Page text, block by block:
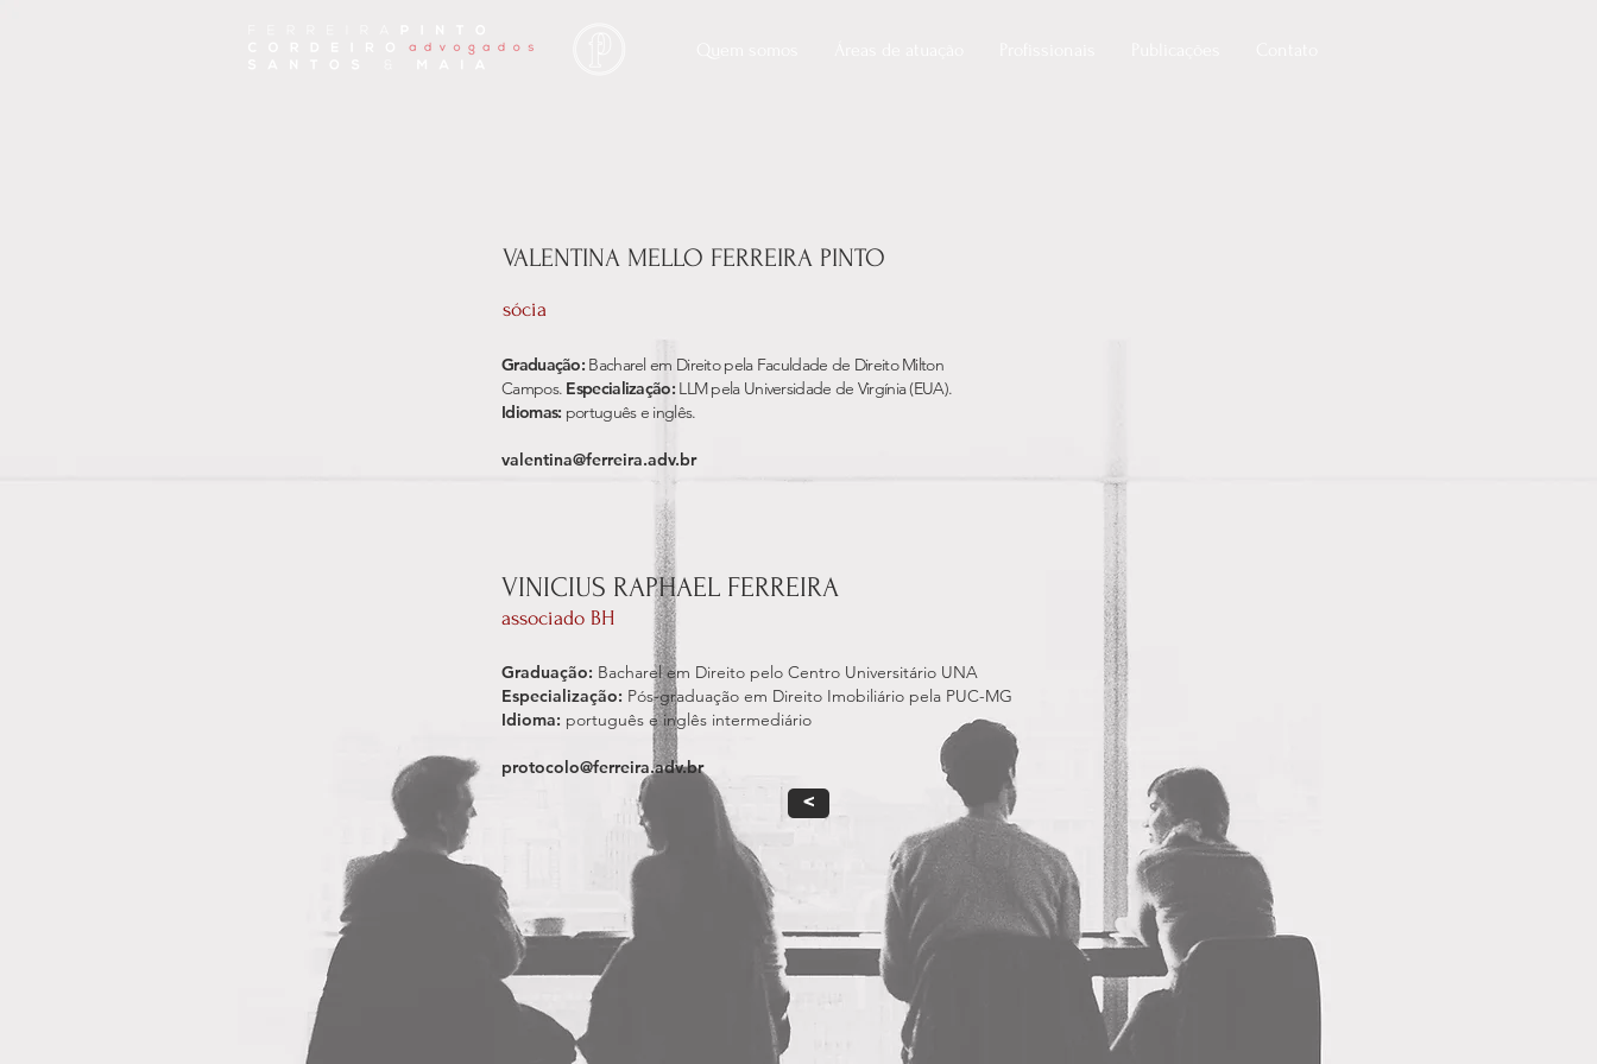
VALENTINA MELLO FERREIRA PINTO
sócia
Graduação: Bacharel em Direito pela Faculdade de Direito Milton
Campos. Especialização: LLM pela Universidade de Virgínia (EUA).
Idiomas: português e inglês.
valentina@ferreira.adv.br
VINICIUS RAPHAEL FERREIRA
associado BH
Graduação: Bacharel em Direito pelo Centro Universitário UNA
Especialização: Pós-graduação em Direito Imobiliário pela PUC-MG
Idioma: português e inglês intermediário
protocolo@ferreira.adv.br
<